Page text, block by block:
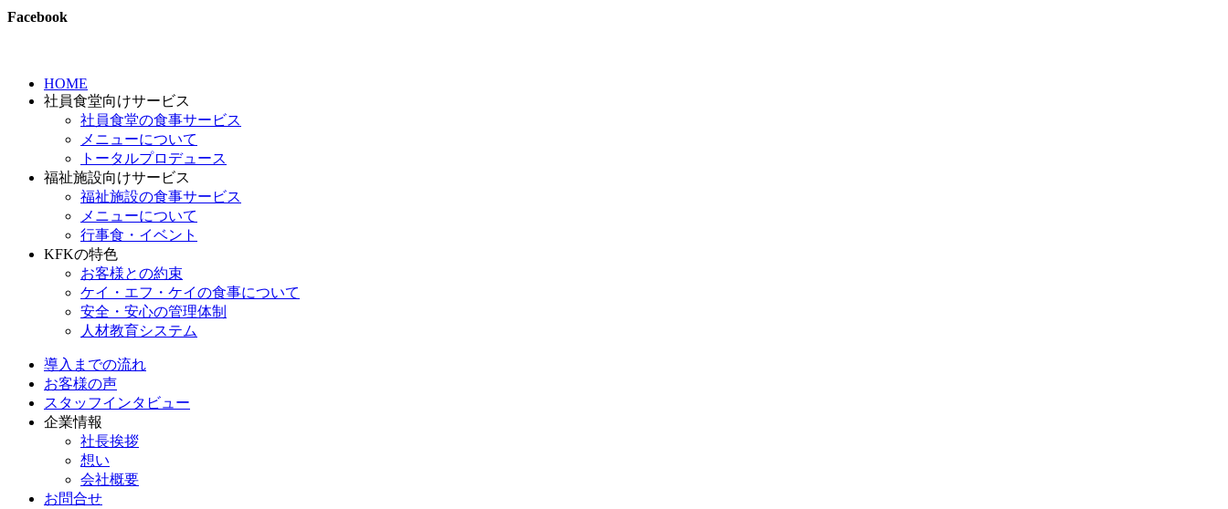
Facebook
HOME
社員食堂向けサービス
社員食堂の食事サービス
メニューについて
トータルプロデュース
福祉施設向けサービス
福祉施設の食事サービス
メニューについて
行事食・イベント
KFKの特色
お客様との約束
ケイ・エフ・ケイの食事について
安全・安心の管理体制
人材教育システム
導入までの流れ
お客様の声
スタッフインタビュー
企業情報
社長挨拶
想い
会社概要
お問合せ